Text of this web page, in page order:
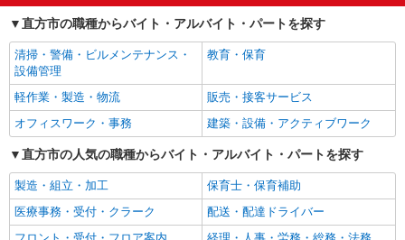
車通勤OK
交通費支給
社会保険あり
直方市の職種からバイト・アルバイト・パートを探す
清掃・警備・ビルメンテナンス・
設備管理
教育・保育
軽作業・製造・物流
販売・接客サービス
オフィスワーク・事務
建築・設備・アクティブワーク
直方市の人気の職種からバイト・アルバイト・パートを探す
製造・組立・加工
保育士・保育補助
医療事務・受付・クラーク
配送・配達ドライバー